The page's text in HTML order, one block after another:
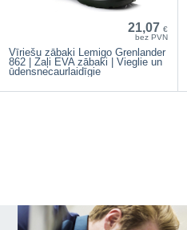
21,07 €
bez PVN
Vīriešu zābaki Lemigo Grenlander
862 | Zaļi EVA zābaki | Vieglie un
ūdensnecaurlaidīgie